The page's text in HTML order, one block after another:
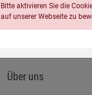
Über uns
Bitte aktivieren Sie die
auf unserer Webseite zu